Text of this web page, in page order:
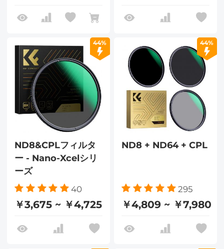
44%
ND8&CPLフィルタ
ー - Nano-Xcelシリ
ーズ
40
￥3,675 ~ ￥4,725
44%
ND8 + ND64 + CPL
295
￥4,809 ~ ￥7,980